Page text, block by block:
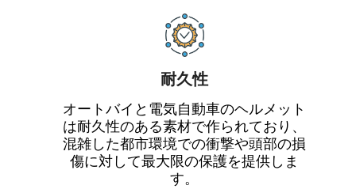
耐久性
オートバイと電気自動車のヘルメット
は耐久性のある素材で作られており、
混雑した都市環境での衝撃や頭部の損
傷に対して最大限の保護を提供しま
す。